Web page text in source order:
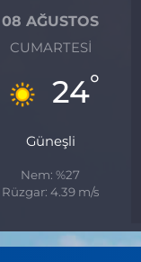
08 AĞUSTOS
CUMARTESI
24°
Güneşli
Nem: %27
Rüzgar: 4.39 m/s